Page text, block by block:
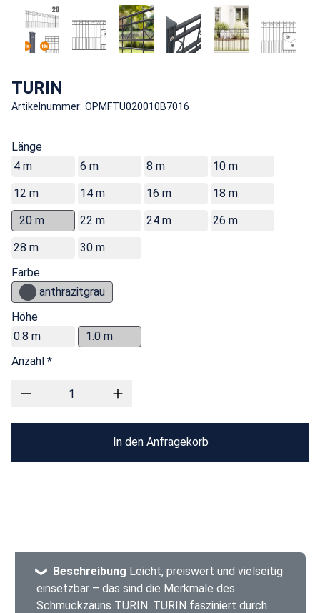
TURIN
Artikelnummer: OPMFTU020010B7016
Länge
4 m
6 m 8 m
10 m
12 m
14 m 16 m
18 m
20 m
22 m 24 m
26 m
28 m
30 m
Farbe
anthrazitgrau
Höhe
0.8 m
1.0 m
Anzahl *
In den Anfragekorb
Beschreibung Leicht, preiswert und vielseitig
einsetzbar – das sind die Merkmale des
Schmuckzauns TURIN. TURIN fasziniert durch